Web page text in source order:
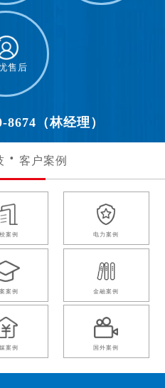
售后
8674（林经理）
客户案例
案例 电力案例
案例 金融案例
案例 国外案例